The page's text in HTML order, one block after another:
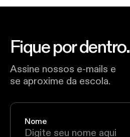
Fique por dentro.
Assine nossos e-mails e
se aproxime da escola.
Nome